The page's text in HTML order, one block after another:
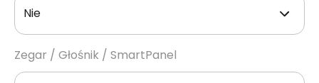
Zegar / Głośnik / SmartPanel